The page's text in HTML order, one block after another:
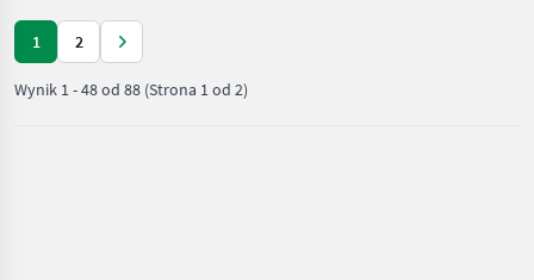
1 2
Wynik 1-48od 88 (Strona 1 od 2)